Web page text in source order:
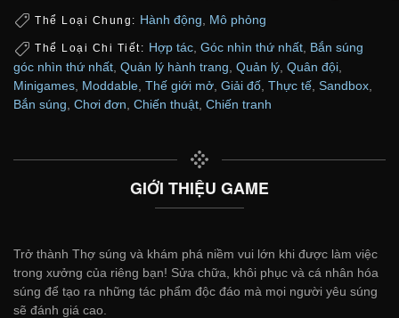
Thể Loại Chung: Hành động Mô phỏng
Thể Loại Chi Tiết: Hợp tác, Góc nhìn thứ nhất, Bắn súng
góc nhìn thứ nhất Quản lý hành trang Quản lý Quân đội
Minigames Moddable Thế giới mở Giải đố Thực tế Sandbox
Bắn súng Chơi đơn Chiến thuật Chiến tranh
GIỚI THIỆU GAME
Trở thành Thợ súng và khám phá niềm vui lớn khi được làm việc
trong xưởng của riêng bạn! Sửa chữa, khôi phục và cá nhân hóa
súng để tạo ra những tác phẩm độc đáo mà mọi người yêu súng
sẽ đánh giá cao.